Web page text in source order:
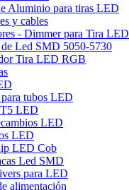
Aluminio para tiras LED
y cables
- Dimmer para Tira LED
Led SMD 5050-5730
Tira LED RGB
para tubos LED
LED
LED
LED
LED Cob
Led SMD
para LED
alimentación